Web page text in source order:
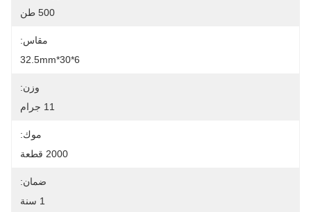
500 طن
مقاس:
6*30*32.5mm
وزن:
11 جرام
موك:
2000 قطعة
ضمان:
1 سنة